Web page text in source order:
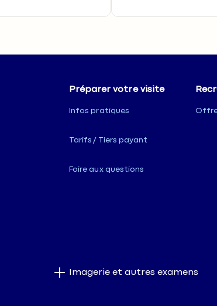
Préparer votre visite
Infos pratiques
Tarifs / Tiers payant
Foire aux questions
Imagerie et autres examens